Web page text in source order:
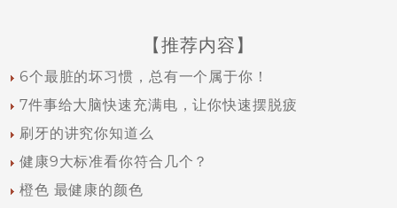
【推荐内容】
6个最脏的坏习惯，总有一个属于你！
7件事给大脑快速充满电，让你快速摆脱疲
刷牙的讲究你知道么
健康9大标准看你符合几个？
橙色 最健康的颜色